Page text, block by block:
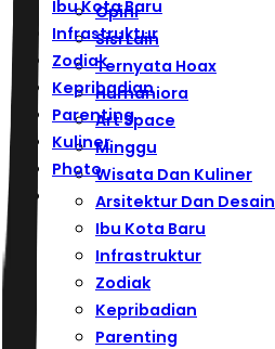
Ibu Kota Baru
Infrastruktur
Zodiak
Kepribadian
Parenting
Kuliner
Photo
Opini
Sisi Lain
Ternyata Hoax
Humaniora
Art Space
Minggu
Wisata Dan Kuliner
Arsitektur Dan Desain
Ibu Kota Baru
Infrastruktur
Zodiak
Kepribadian
Parenting